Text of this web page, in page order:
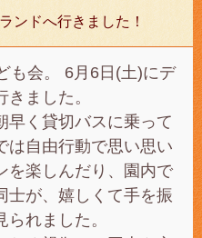
ンドへ行きました！
も会。 6月6日(土)にデ
ました。
早く貸切バスに乗って
は自由行動で思い思い
を楽しんだり、園内で
士が、嬉しくて手を振
れました。